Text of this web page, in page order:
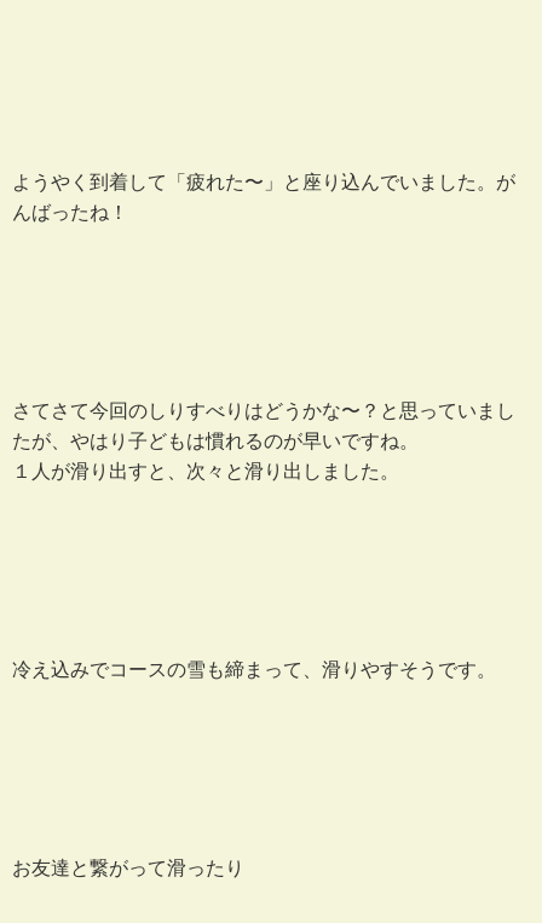
ようやく到着して「疲れた〜」と座り込んでいました。が
んばったね！
さてさて今回のしりすべりはどうかな〜？と思っていまし
たが、やはり子どもは慣れるのが早いですね。
１人が滑り出すと、次々と滑り出しました。
冷え込みでコースの雪も締まって、滑りやすそうです。
お友達と繋がって滑ったり